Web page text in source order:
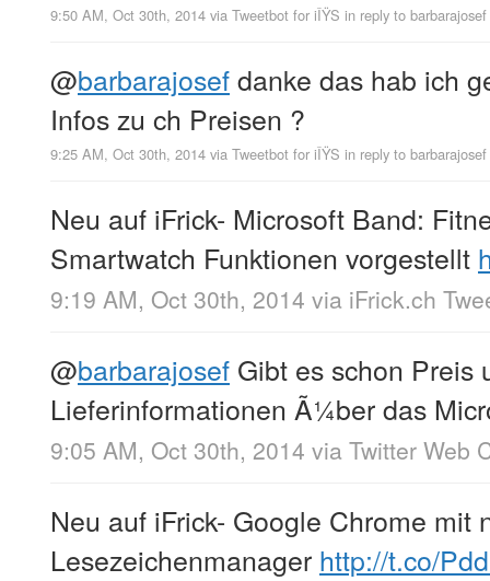
9:50 AM, Oct 30th, 2014 via Tweetbot for iÎŸS in reply to barbarajosef
@barbarajosefdanke das hab ich
Infos zu ch Preisen ?
9:25 AM, Oct 30th, 2014 via Tweetbot for iÎŸS in reply to barbarajosef
Neu auf iFrick- Microsoft Band:
Smartwatch Funktionen vorgestellt
9:19 AM, Oct 30th, 2014 via iFrick.ch
@barbarajosef Gibt es schon Preis
Lieferinformationen Ã¼ber das
9:05 AM, Oct 30th, 2014 via Twitter Web
Neu auf iFrick- Google Chrome mit
Lesezeichenmanager http://t.co/